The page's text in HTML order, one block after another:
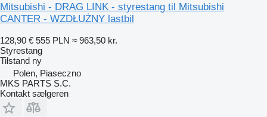
Mitsubishi - DRAG LINK - styrestang til Mitsubishi
CANTER - WZDŁUŻNY lastbil
128,90 € 555 PLN ≈ 963,50 kr.
Styrestang
Tilstand ny
Polen, Piaseczno
MKS PARTS S.C.
Kontakt sælgeren